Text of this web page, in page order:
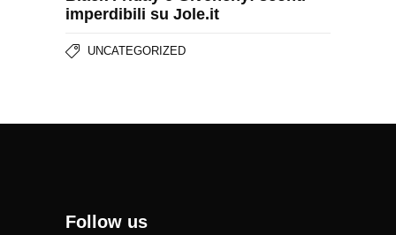
imperdibili su Jole.it
UNCATEGORIZED
Follow us